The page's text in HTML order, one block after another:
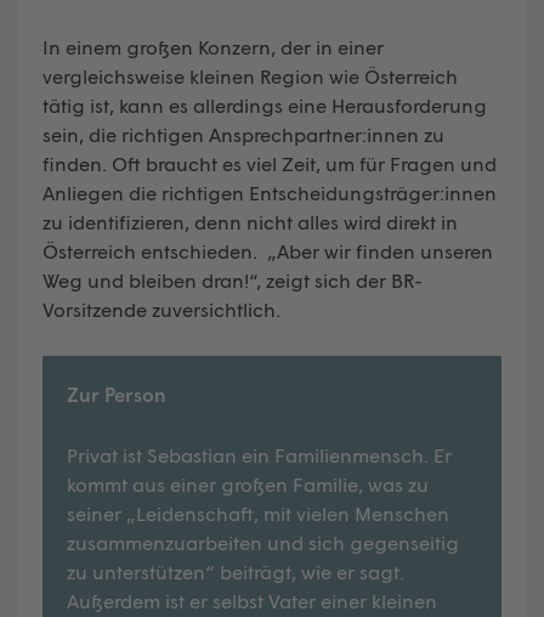
In einem großen Konzern, der in einer
vergleichsweise kleinen Region wie Österreich
tätig ist, kann es allerdings eine Herausforderung
sein, die richtigen Ansprechpartner:innen zu
finden. Oft braucht es viel Zeit, um für Fragen und
Anliegen die richtigen Entscheidungsträger:innen
zu identifizieren, denn nicht alles wird direkt in
Österreich entschieden. „Aber wir finden unseren
Weg und bleiben dran!“, zeigt sich der BR-
Vorsitzende zuversichtlich.
Zur Person
Privat ist Sebastian ein Familienmensch. Er
kommt aus einer großen Familie, was zu
seiner „Leidenschaft, mit vielen Menschen
zusammenzuarbeiten und sich gegenseitig
zu unterstützen“ beiträgt, wie er sagt.
Außerdem ist er selbst Vater einer kleinen